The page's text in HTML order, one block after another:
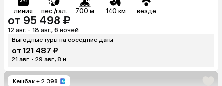
линия пес./гал. 700 м 140 км везде
от 95 498 ₽
12 авг. - 18 авг., 6 ночей
Выгодные туры на соседние даты
от 121 487 ₽
21 авг. - 29 авг., 8 н.
Кешбэк + 2 398